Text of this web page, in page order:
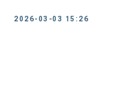
2026-03-03 15:26